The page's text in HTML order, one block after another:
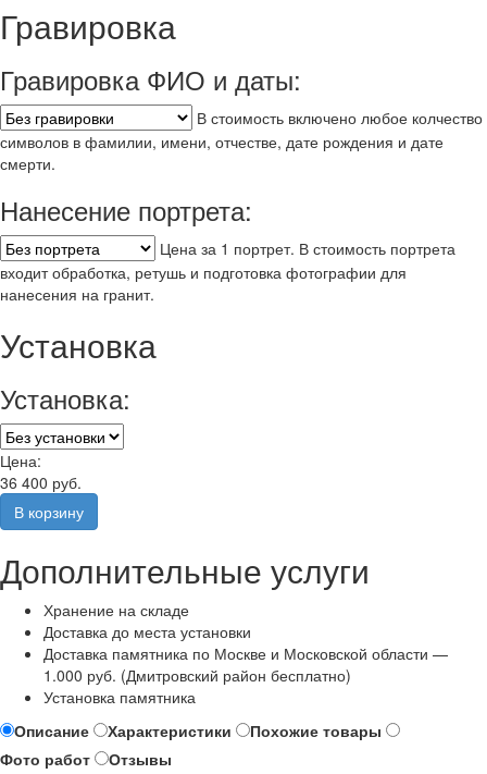
Гравировка
Гравировка ФИО и даты:
В стоимость включено любое колчество
символов в фамилии, имени, отчестве, дате рождения и дате
смерти.
Нанесение портрета:
Цена за 1 портрет. В стоимость портрета
входит обработка, ретушь и подготовка фотографии для
нанесения на гранит.
Установка
Установка:
Цена:
36 400 руб.
Дополнительные услуги
Хранение на складе
Доставка до места установки
Доставка памятника по Москве и Московской области —
1.000 руб. (Дмитровский район бесплатно)
Установка памятника
Описание
Характеристики
Похожие товары
Фото работ
Отзывы